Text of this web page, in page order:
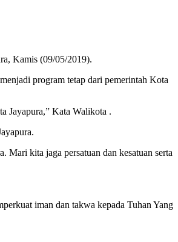
Kamis (09/05/2019).
program tetap dari pemerintah Kota
Jayapura,” Kata Walikota .
Mari kita jaga persatuan dan kesatuan serta
iman dan takwa kepada Tuhan Yang